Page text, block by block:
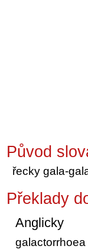
Původ
řecky gala-
Překlady
Anglicky
galactorrhoea